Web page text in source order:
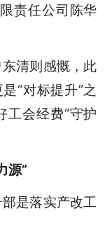
责任公司陈华
清则感慨，此
“对标提升”之
工会经费“守护
源”
是落实产改工